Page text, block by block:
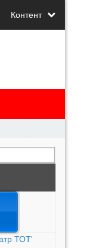
Контент